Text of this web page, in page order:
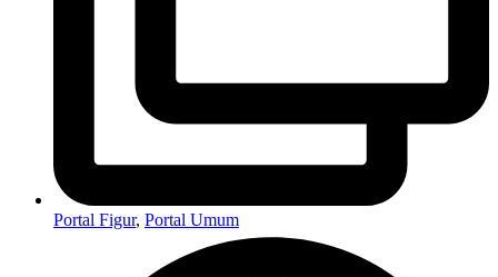
Portal Figur, Portal Umum